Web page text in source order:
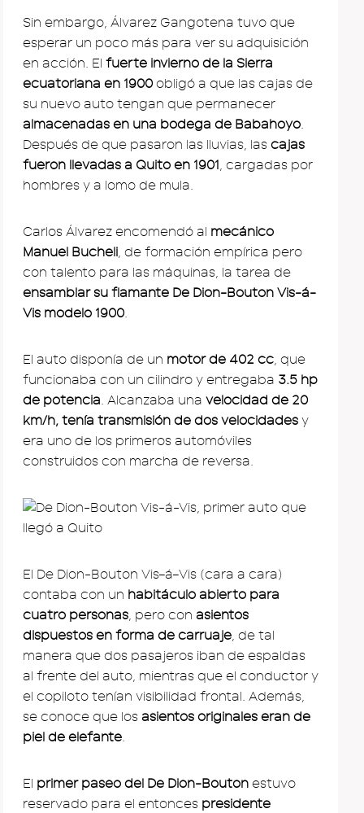
Sin embargo, Álvarez Gangotena tuvo que
esperar un poco más para ver su adquisición
en acción. El fuerte invierno de la Sierra
ecuatoriana en 1900 obligó a que las cajas de
su nuevo auto tengan que permanecer
almacenadas en una bodega de Babahoyo.
Después de que pasaron las lluvias, las cajas
fueron llevadas a Quito en 1901, cargadas por
hombres y a lomo de mula.
Carlos Álvarez encomendó al mecánico
Manuel Bucheli, de formación empírica pero
con talento para las máquinas, la tarea de
ensamblar su flamante De Dion-Bouton Vis-á-
Vis modelo 1900.
El auto disponía de un motor de 402 cc, que
funcionaba con un cilindro y entregaba 3.5 hp
de potencia. Alcanzaba una velocidad de 20
km/h, tenía transmisión de dos velocidades y
era uno de los primeros automóviles
construidos con marcha de reversa.
El De Dion-Bouton Vis–á–Vis (cara a cara)
contaba con un habitáculo abierto para
cuatro personas, pero con asientos
dispuestos en forma de carruaje, de tal
manera que dos pasajeros iban de espaldas
al frente del auto, mientras que el conductor y
el copiloto tenían visibilidad frontal. Además,
se conoce que los asientos originales eran de
piel de elefante.
El primer paseo del De Dion-Bouton estuvo
reservado para el entonces presidente